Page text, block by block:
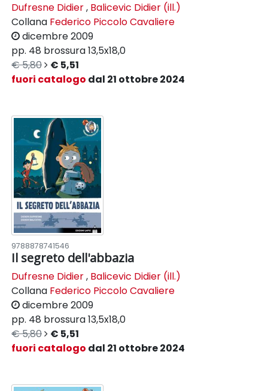
Dufresne Didier, Balicevic Didier (ill.)
Collana Federico Piccolo Cavaliere
dicembre 2009
pp. 48 brossura13,5x18,0
€ 5,80
€ 5,51
fuori catalogo dal 21 ottobre 2024
9788878741546
Il segreto dell'abbazia
Dufresne Didier, Balicevic Didier (ill.)
Collana Federico Piccolo Cavaliere
dicembre 2009
pp. 48 brossura13,5x18,0
€ 5,80
€ 5,51
fuori catalogo dal 21 ottobre 2024